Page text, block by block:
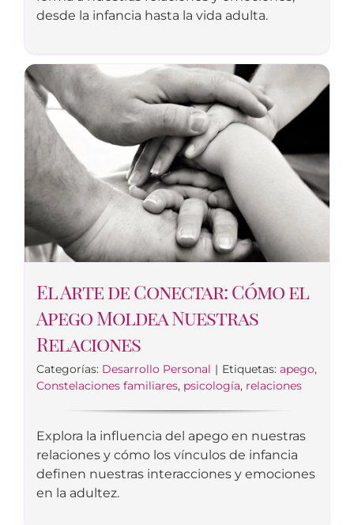
desde la infancia hasta la vida adulta.
El Arte de Conectar: Cómo el
Apego Moldea Nuestras
Relaciones
Categorías: Desarrollo Personal | Etiquetas: apego,
Constelaciones familiares, psicología, relaciones
Explora la influencia del apego en nuestras
relaciones y cómo los vínculos de infancia
definen nuestras interacciones y emociones
en la adultez.